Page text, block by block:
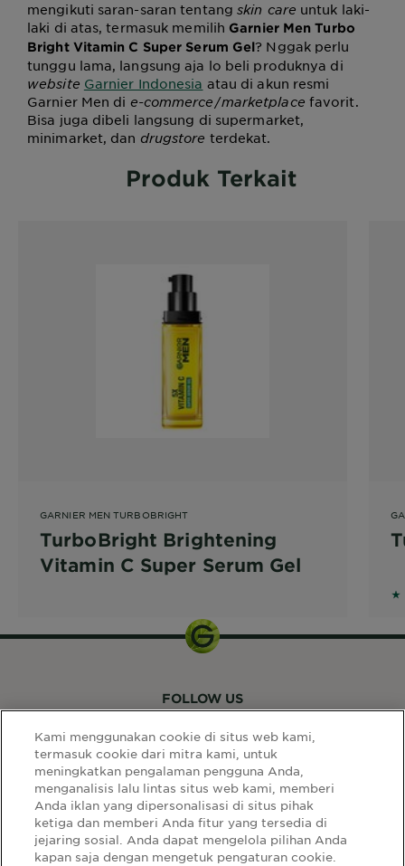
mengikuti saran-saran tentangskin care untuk laki-
laki di atas, termasuk memilih Garnier Men Turbo
Bright Vitamin C Super Serum Gel? Nggak perlu
tunggu lama, langsung aja lo beli produknya di
website Garnier Indonesia atau di akun resmi
Garnier Men di e-commerce/marketplace favorit.
Bisa juga dibeli langsung di supermarket,
minimarket, dan drugstore terdekat.
Produk Terkait
GARNIER MEN TURBOBRIGHT
TurboBright Brightening
Vitamin C Super Serum Gel
5
LINK SITUS
Select
FOLLOW US
Kami menggunakan cookie di situs web kami,
termasuk cookie dari mitra kami, untuk
meningkatkan pengalaman pengguna Anda,
menganalisis lalu lintas situs web kami, memberi
Anda iklan yang dipersonalisasi di situs pihak
ketiga dan memberi Anda fitur yang tersedia di
jejaring sosial. Anda dapat mengelola pilihan Anda
kapan saja dengan mengetuk pengaturan cookie.